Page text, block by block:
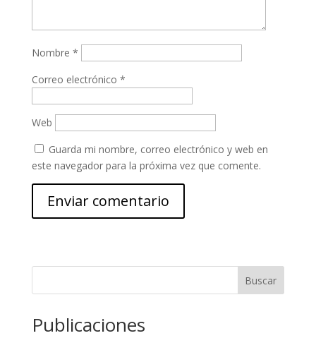
Nombre *
Correo electrónico *
Web
Guarda mi nombre, correo electrónico y web en
este navegador para la próxima vez que comente.
Buscar
Publicaciones